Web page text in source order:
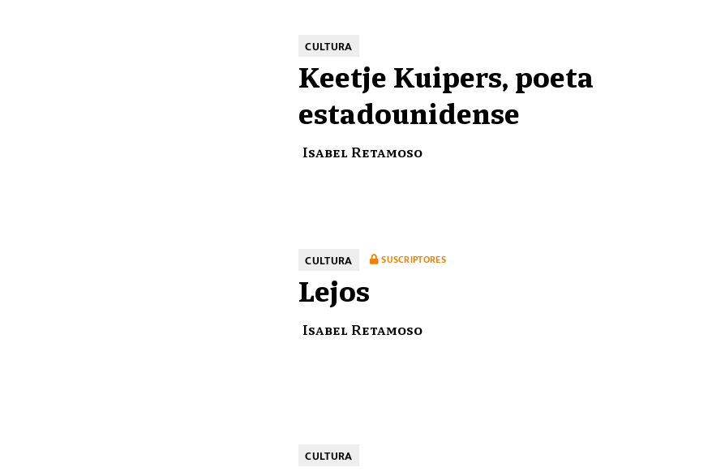
CULTURA
Keetje Kuipers, poeta
estadounidense
Isabel Retamoso
CULTURA SUSCRIPTORES
Lejos
Isabel Retamoso
CULTURA